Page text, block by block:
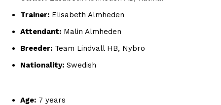
Trainer: Elisabeth Almheden
Attendant: Malin Almheden
Breeder: Team Lindvall HB, Nybro
Nationality: Swedish
Age: 7 years